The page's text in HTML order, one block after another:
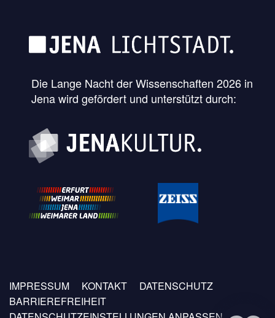
Die Lange Nacht der Wissenschaften 2026 in
Jena wird gefördert und unterstützt durch:
Fußzeilen
Menü
IMPRESSUM KONTAKT
DATENSCHUTZ
BARRIEREFREIHEIT